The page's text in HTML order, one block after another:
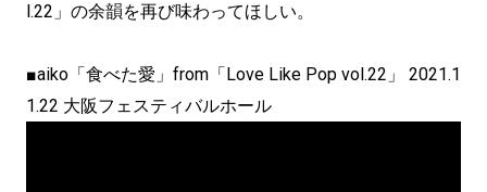
l.22」の余韻を再び味わってほしい。
■aiko「食べた愛」from「Love Like Pop vol.22」 2021.1
1.22 大阪フェスティバルホール